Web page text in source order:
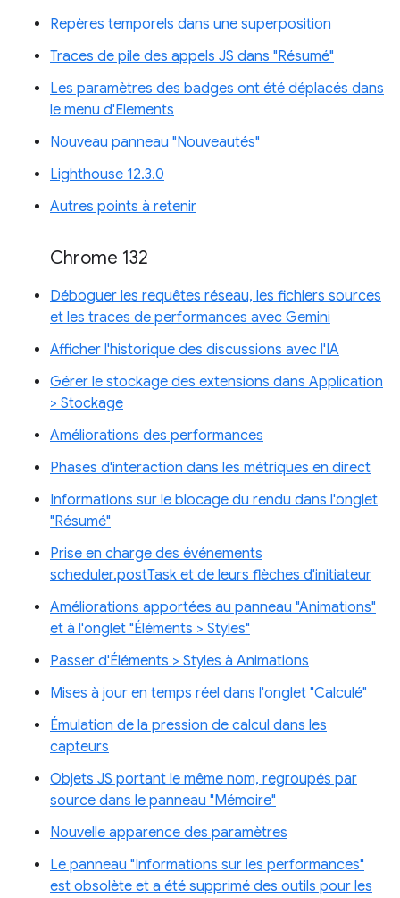
Repères temporels dans une superposition
Traces de pile des appels JS dans "Résumé"
Les paramètres des badges ont été déplacés dans
le menu d'Elements
Nouveau panneau "Nouveautés"
Lighthouse 12.3.0
Autres points à retenir
Chrome 132
Déboguer les requêtes réseau, les fichiers sources
et les traces de performances avec Gemini
Afficher l'historique des discussions avec l'IA
Gérer le stockage des extensions dans Application
> Stockage
Améliorations des performances
Phases d'interaction dans les métriques en direct
Informations sur le blocage du rendu dans l'onglet
"Résumé"
Prise en charge des événements
scheduler.postTask et de leurs flèches d'initiateur
Améliorations apportées au panneau "Animations"
et à l'onglet "Éléments > Styles"
Passer d'Éléments > Styles à Animations
Mises à jour en temps réel dans l'onglet "Calculé"
Émulation de la pression de calcul dans les
capteurs
Objets JS portant le même nom, regroupés par
source dans le panneau "Mémoire"
Nouvelle apparence des paramètres
Le panneau "Informations sur les performances"
est obsolète et a été supprimé des outils pour les